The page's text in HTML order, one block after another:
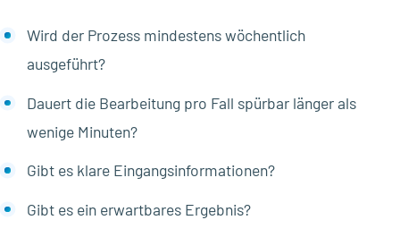
Wird der Prozess mindestens wöchentlich
ausgeführt?
Dauert die Bearbeitung pro Fall spürbar länger als
wenige Minuten?
Gibt es klare Eingangsinformationen?
Gibt es ein erwartbares Ergebnis?